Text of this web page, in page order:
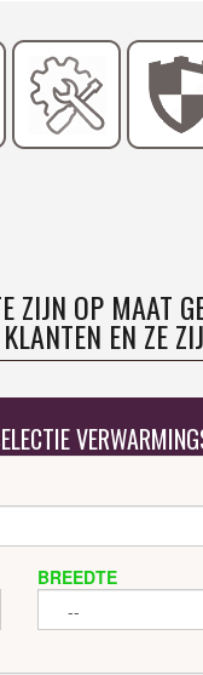
ZIJN OP MAAT
EN ZE
BREEDTE